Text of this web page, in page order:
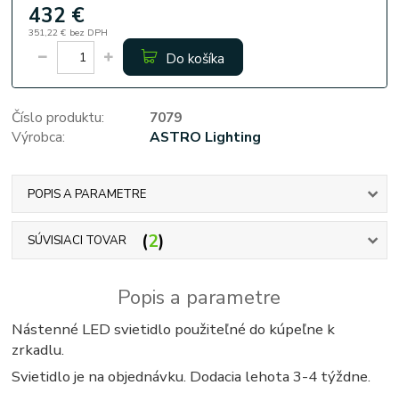
432 €
351,22 € bez DPH
Do košíka
Číslo produktu:
7079
Výrobca:
ASTRO Lighting
POPIS A PARAMETRE
SÚVISIACI TOVAR 2
Popis a parametre
Nástenné LED svietidlo použiteľné do kúpeľne k
zrkadlu.
Svietidlo je na objednávku. Dodacia lehota 3-4 týždne.